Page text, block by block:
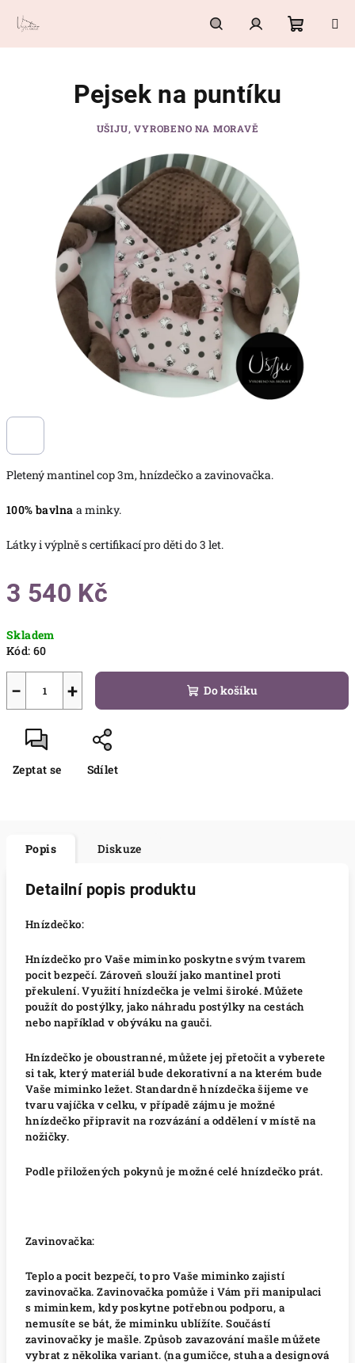
HledatPřihlášení
Pletený mantinel cop 3m, hnízdečko a zavinovačka.
100% bavlna a minky.
Látky i výplně s certifikací pro děti do 3 let.
3 540 Kč
cena:
Skladem
Kód: 60
+
− Do košíku
Zeptat se Sdílet
Pejsek na puntíku
UŠIJU, VYROBENO NA MORAVĚ
Popis Diskuze
Detailní popis produktu
Hnízdečko:
Hnízdečko pro Vaše miminko poskytne svým tvarem
pocit bezpečí. Zároveň slouží jako mantinel proti
překulení. Využití hnízdečka je velmi široké. Můžete
použít do postýlky, jako náhradu postýlky na cestách
nebo například v obýváku na gauči.
Hnízdečko je oboustranné, můžete jej přetočit a vyberete
si tak, který materiál bude dekorativní a na kterém bude
Vaše miminko ležet. Standardně hnízdečka šijeme ve
tvaru vajíčka v celku, v případě zájmu je možné
hnízdečko připravit na rozvázání a oddělení v místě na
nožičky.
Podle přiložených pokynů je možné celé hnízdečko prát.
Zavinovačka:
Teplo a pocit bezpečí, to pro Vaše miminko zajistí
zavinovačka. Zavinovačka pomůže i Vám při manipulaci
s miminkem, kdy poskytne potřebnou podporu, a
nemusíte se bát, že miminku ublížíte. Součástí
zavinovačky je mašle. Způsob zavazování mašle můžete
vybrat z několika variant. (na gumičce, stuha a designová